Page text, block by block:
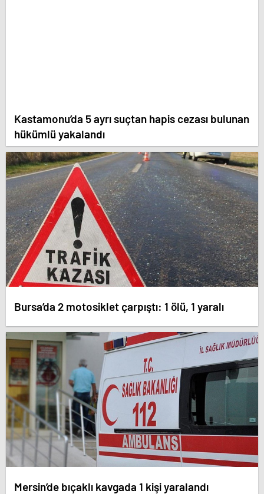
Kastamonu’da 5 ayrı suçtan hapis cezası bulunan
hükümlü yakalandı
Bursa’da 2 motosiklet çarpıştı: 1 ölü, 1 yaralı
Mersin’de bıçaklı kavgada 1 kişi yaralandı